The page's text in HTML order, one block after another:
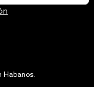
Habanos.